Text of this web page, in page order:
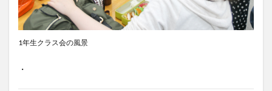
1年生クラス会の風景
・